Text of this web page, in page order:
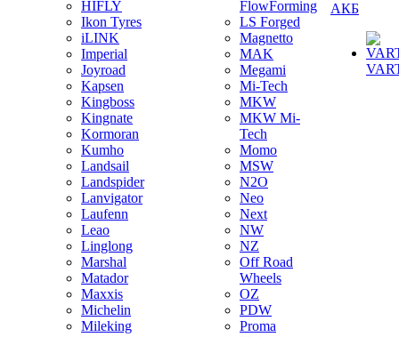
HIFLY
Ikon Tyres
iLINK
Imperial
Joyroad
Kapsen
Kingboss
Kingnate
Kormoran
Kumho
Landsail
Landspider
Lanvigator
Laufenn
Leao
Linglong
Marshal
Matador
Maxxis
Michelin
Mileking
FlowForming
LS Forged
Magnetto
MAK
Megami
Mi-Tech
MKW
MKW Mi-
Tech
Momo
MSW
N2O
Neo
Next
NW
NZ
Off Road
Wheels
OZ
PDW
Proma
АКБ